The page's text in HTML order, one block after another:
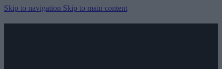
Skip to navigation Skip to main content